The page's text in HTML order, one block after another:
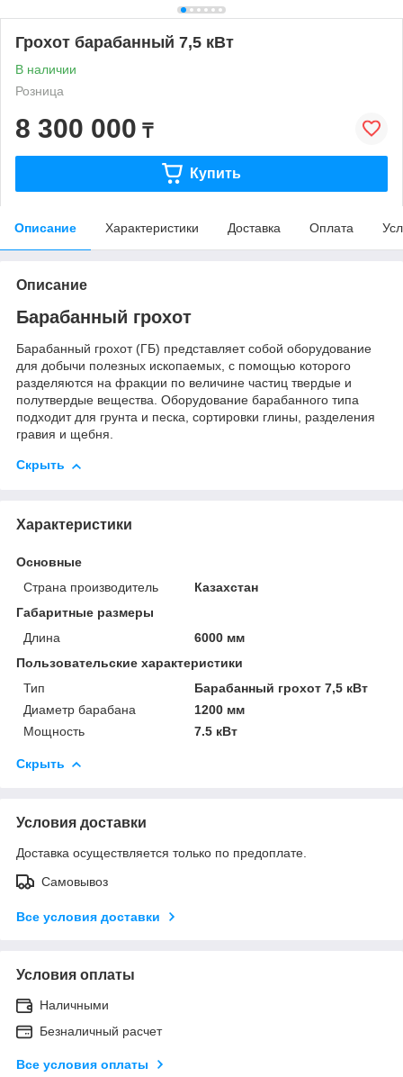
Грохот барабанный 7,5 кВт
В наличии
Розница
8 300 000 ₸
Купить
Описание Характеристики Доставка Оплата
Описание
Барабанный грохот
Барабанный грохот (ГБ) представляет собой оборудование
для добычи полезных ископаемых, с помощью которого
разделяются на фракции по величине частиц твердые и
полутвердые вещества. Оборудование барабанного типа
подходит для грунта и песка, сортировки глины, разделения
гравия и щебня.
Скрыть
Характеристики
Основные
Страна производитель
Казахстан
Габаритные размеры
Длина
6000 мм
Пользовательские характеристики
Тип
Барабанный грохот 7,5 кВт
Диаметр барабана
1200 мм
Мощность
7.5 кВт
Скрыть
Условия доставки
Доставка осуществляется только по предоплате.
Самовывоз
Все условия доставки
Условия оплаты
Наличными
Безналичный расчет
Все условия оплаты